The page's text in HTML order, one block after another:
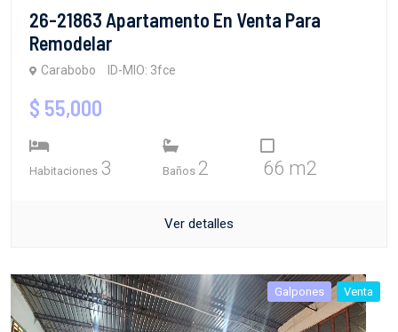
26-21863 Apartamento En Venta Para
Remodelar
Carabobo ID-MIO: 3fce
$ 55,000
Habitaciones 3 Baños 2 66 m2
Ver detalles
Galpones Venta